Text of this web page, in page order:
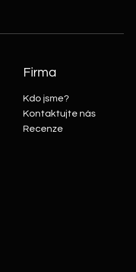
Firma
Kdo jsme?
Kontaktujte nás
Recenze